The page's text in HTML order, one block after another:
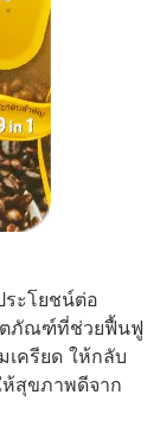
ะโยชน์ต่อ
ตภัณฑ์ที่ช่วยฟื้นฟู
ครียด ให้กลับ
ห้สุขภาพดีจาก